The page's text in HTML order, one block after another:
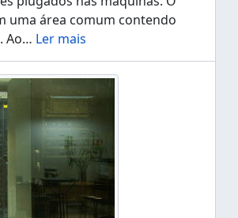
uma área comum contendo
Ao… Ler mais